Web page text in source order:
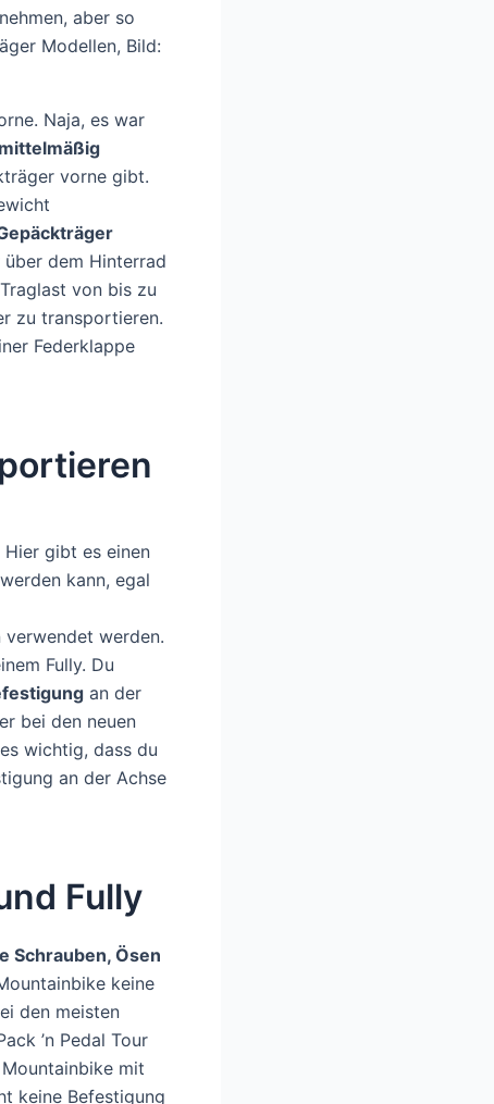
aber so
Modellen, Bild:
Naja, es war
mittelmäßig
vorne gibt.
dem Hinterrad
von bis zu
zu transportieren.
Federklappe
Hier gibt es einen
kann, egal
werden.
Fully. Du
an der
bei den neuen
wichtig, dass du
an der Achse
Fully
Schrauben, Ösen
keine
den meisten
’n Pedal Tour
mit
keine Befestigung